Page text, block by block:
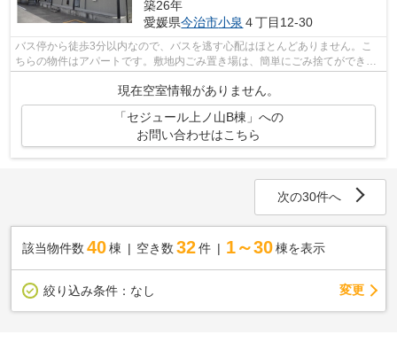
築26年
愛媛県今治市小泉 ４丁目12-30
バス停から徒歩3分以内なので、バスを逃す心配はほとんどありません。こ
ちらの物件はアパートです。敷地内ごみ置き場は、簡単にごみ捨てができる
のが魅力です。最上階の物件です。こだ...
現在空室情報がありません。
「セジュール上ノ山B棟」への
お問い合わせはこちら
次の30件へ
該当物件数 40棟 空き数 32 件 1～30 棟を表示
絞り込み条件： なし 変更